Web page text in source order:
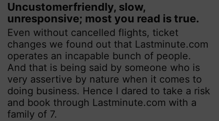
Uncustomerfriendly, slow,
unresponsive; most you read is true.
Even without cancelled flights, ticket
changes we found out that Lastminute.com
operates an incapable bunch of people.
And that is being said by someone who is
very assertive by nature when it comes to
doing business. Hence I dared to take a risk
and book through Lastminute.com with a
family of 7.